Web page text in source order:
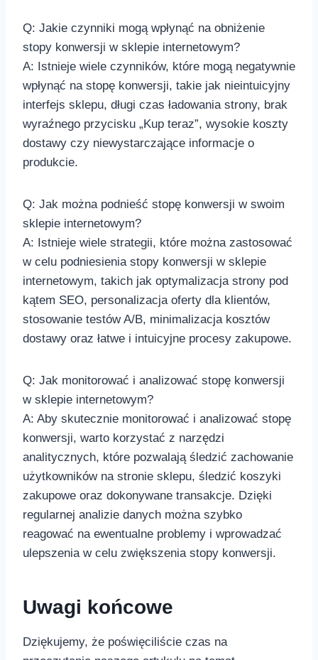
Q: Jakie czynniki mogą wpłynąć na obniżenie
stopy konwersji w sklepie internetowym?
A: Istnieje‍ wiele czynników, które mogą negatywnie
wpłynąć na stopę ‌konwersji, takie jak nieintuicyjny
interfejs sklepu, długi czas ładowania strony, brak
wyraźnego przycisku „Kup teraz”, wysokie koszty
dostawy czy niewystarczające informacje o
produkcie.
Q: Jak można podnieść stopę konwersji ​w swoim
sklepie internetowym?
A: Istnieje wiele strategii, które ⁣można zastosować
w celu podniesienia stopy konwersji w sklepie⁤
internetowym, takich jak‌ optymalizacja strony ‍pod
‍kątem SEO, ​personalizacja oferty dla klientów,
stosowanie testów ⁤A/B, minimalizacja kosztów
dostawy oraz łatwe i intuicyjne procesy zakupowe.
Q: Jak⁣ monitorować i analizować stopę ⁣konwersji
w sklepie internetowym?
A: Aby skutecznie monitorować i analizować stopę
konwersji,⁣ warto korzystać ‍z narzędzi
analitycznych, które pozwalają śledzić zachowanie⁣
użytkowników na stronie⁤ sklepu, śledzić koszyki
zakupowe oraz‌ dokonywane transakcje. Dzięki
regularnej‌ analizie danych można szybko⁢
reagować na ⁢ewentualne problemy i wprowadzać
ulepszenia w celu zwiększenia stopy konwersji.
Uwagi końcowe
Dziękujemy, że poświęciliście ‍czas na